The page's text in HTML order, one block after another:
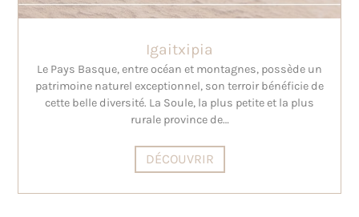
Igaitxipia
Le Pays Basque, entre océan et montagnes, possède un
patrimoine naturel exceptionnel, son terroir bénéficie de
cette belle diversité. La Soule, la plus petite et la plus
rurale province de…
DÉCOUVRIR